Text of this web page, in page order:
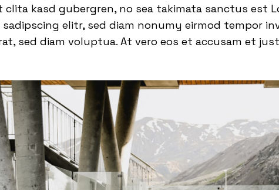
clita kasd gubergren, no sea takimata sanctus est
elitr, sed diam nonumy eirmod tempor
sed diam voluptua. At vero eos et accusam et